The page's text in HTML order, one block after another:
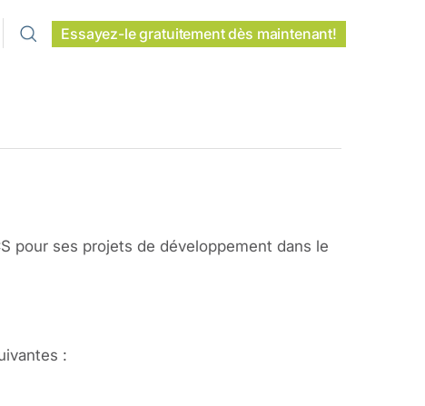
Essayez-le gratuitement dès maintenant!
pour ses projets de développement dans le
: